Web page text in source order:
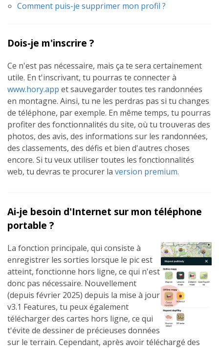
Comment puis-je supprimer mon profil ?
Dois-je m'inscrire ?
Ce n'est pas nécessaire, mais ça te sera certainement
utile. En t'inscrivant, tu pourras te connecter à
www.hory.app et sauvegarder toutes tes randonnées
en montagne. Ainsi, tu ne les perdras pas si tu changes
de téléphone, par exemple. En même temps, tu pourras
profiter des fonctionnalités du site, où tu trouveras des
photos, des avis, des informations sur les randonnées,
des classements, des défis et bien d'autres choses
encore. Si tu veux utiliser toutes les fonctionnalités
web, tu devras te procurer la version premium.
Ai-je besoin d'Internet sur mon téléphone
portable ?
La fonction principale, qui consiste à
enregistrer les sorties lorsque le pic est
atteint, fonctionne hors ligne, ce qui n'est
donc pas nécessaire. Nouvellement
(depuis février 2025) depuis la mise à jour
v3.1 Features, tu peux également
télécharger des cartes hors ligne, ce qui
t'évite de dessiner de précieuses données
sur le terrain. Cependant, après avoir téléchargé des